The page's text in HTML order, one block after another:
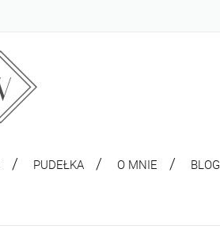
PUDEŁKA O MNIE BLOG